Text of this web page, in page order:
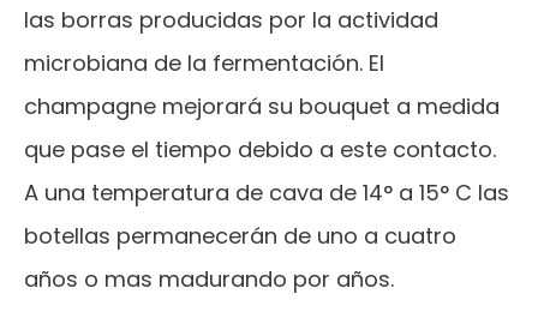
las borras producidas por la actividad
microbiana de la fermentación. El
champagne mejorará su bouquet a medida
que pase el tiempo debido a este contacto.
A una temperatura de cava de 14° a 15° C las
botellas permanecerán de uno a cuatro
años o mas madurando por años.